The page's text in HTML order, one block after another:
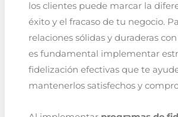
los clientes puede marcar la
éxito y el fracaso de tu negocio.
relaciones sólidas y duraderas
es fundamental implementar
fidelización efectivas que te
mantenerlos satisfechos y